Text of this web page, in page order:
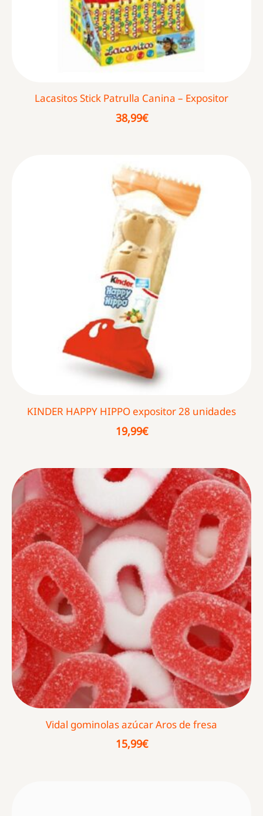
Lacasitos Stick Patrulla Canina – Expositor
38,99€
KINDER HAPPY HIPPO expositor 28 unidades
19,99€
Vidal gominolas azúcar Aros de fresa
15,99€